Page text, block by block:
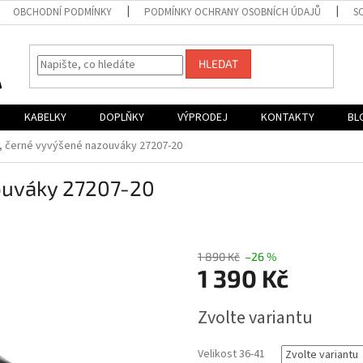
OBCHODNÍ PODMÍNKY PODMÍNKY OCHRANY OSOBNÍCH ÚDAJŮ
HLEDAT
KABELKY DOPLŇKY VÝPRODEJ KONTAKTY
černé vyvýšené nazouváky 27207-20
27207-20
1 890 Kč –26 %
1 390 Kč
cena:
Zvolte variantu
Velikost 36-41